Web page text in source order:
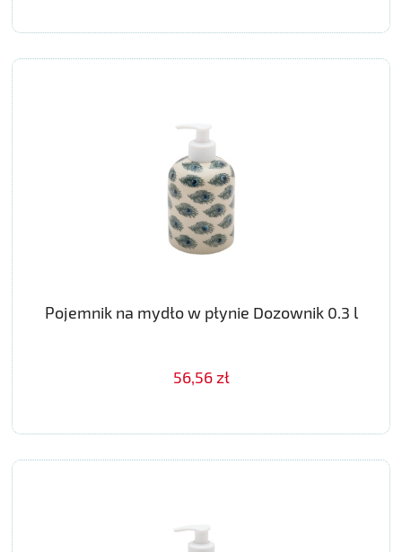
Pojemnik na mydło w płynie Dozownik 0.3 l
56,56 zł